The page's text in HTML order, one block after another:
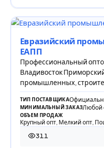
Евразийский
ЕАПП
Профессиональный
Владивосток
промышленных,
компонентов
ТИП ПОСТАВЩИКА
МИНИМАЛЬНЫЙ ЗАКАЗЛюбой
ОБЪЕМ ПРОДАЖ
Крупный опт, Мелкий опт,
311
311 просмотров